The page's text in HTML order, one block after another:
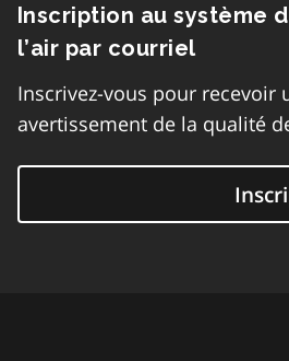
Inscription au système
l’air par courriel
Inscrivez-vous pour recevoir
avertissement de la qualité